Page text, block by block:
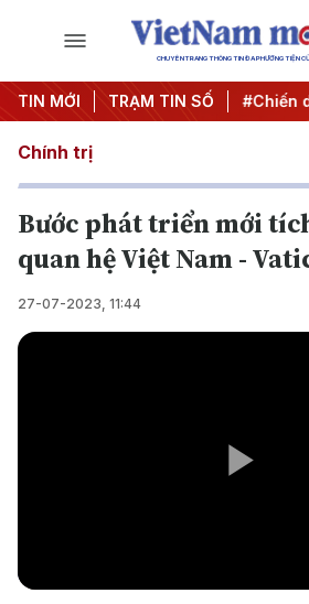
CHUYÊN TRANG THÔNG TIN ĐA PHƯƠNG TIỆN
TIN MỚI TRẠM TIN SỐ
quyết thành hành động #Chiến
Chính trị
Bước phát triển mới
quan hệ Việt Nam -
27-07-2023, 11:44